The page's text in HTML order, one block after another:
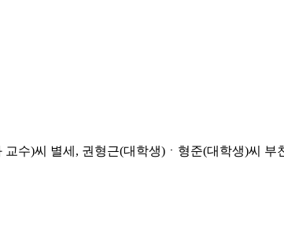
수)씨 별세, 권형근(대학생)ㆍ형준(대학생)씨 부